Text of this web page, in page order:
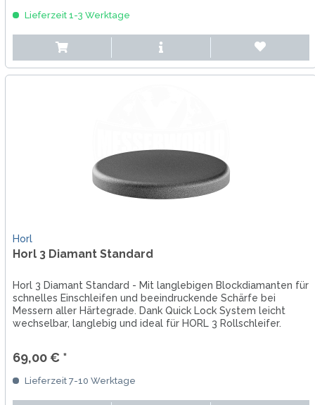
Lieferzeit 1-3 Werktage
Horl
Horl 3 Diamant Standard
Horl 3 Diamant Standard - Mit langlebigen Blockdiamanten für
schnelles Einschleifen und beeindruckende Schärfe bei
Messern aller Härtegrade. Dank Quick Lock System leicht
wechselbar, langlebig und ideal für HORL 3 Rollschleifer.
69,00 € *
Lieferzeit 7-10 Werktage